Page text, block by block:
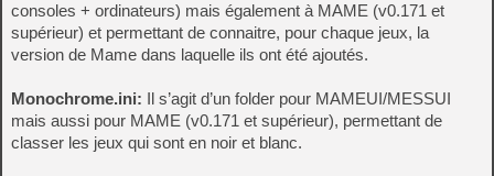
consoles + ordinateurs) mais également à MAME (v0.171 et
supérieur) et permettant de connaitre, pour chaque jeux, la
version de Mame dans laquelle ils ont été ajoutés.
Monochrome.ini: Il s’agit d’un folder pour MAMEUI/MESSUI
mais aussi pour MAME (v0.171 et supérieur), permettant de
classer les jeux qui sont en noir et blanc.